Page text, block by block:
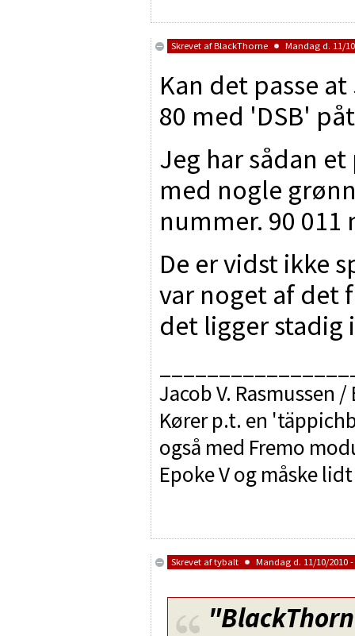
Skrevet afBlackThorne Mandag d. 11/
Kan det passe
80 med 'DSB'
Jeg har sådan
med nogle
nummer. 90 011
De er vidst ikke
var noget af det
det ligger stadig
Jacob V. Rasmussen /
Kører p.t. en
også med Fremo
Epoke V og måske
Skrevet aftybalt Mandag d. 11/10/2010 -